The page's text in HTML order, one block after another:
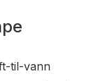
til-vann